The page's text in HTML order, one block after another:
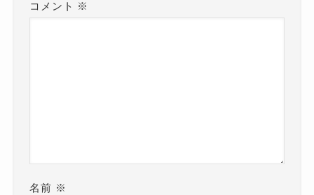
コメント ※
名前 ※